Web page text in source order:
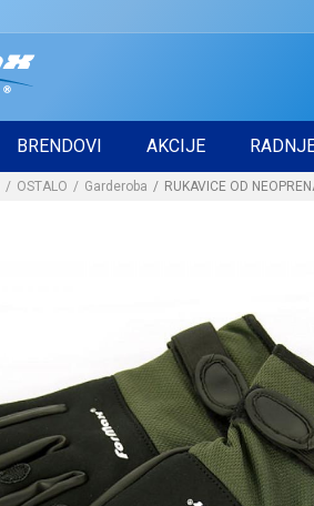
BRENDOVI AKCIJE
OSTALO Garderoba RUKAVICE OD